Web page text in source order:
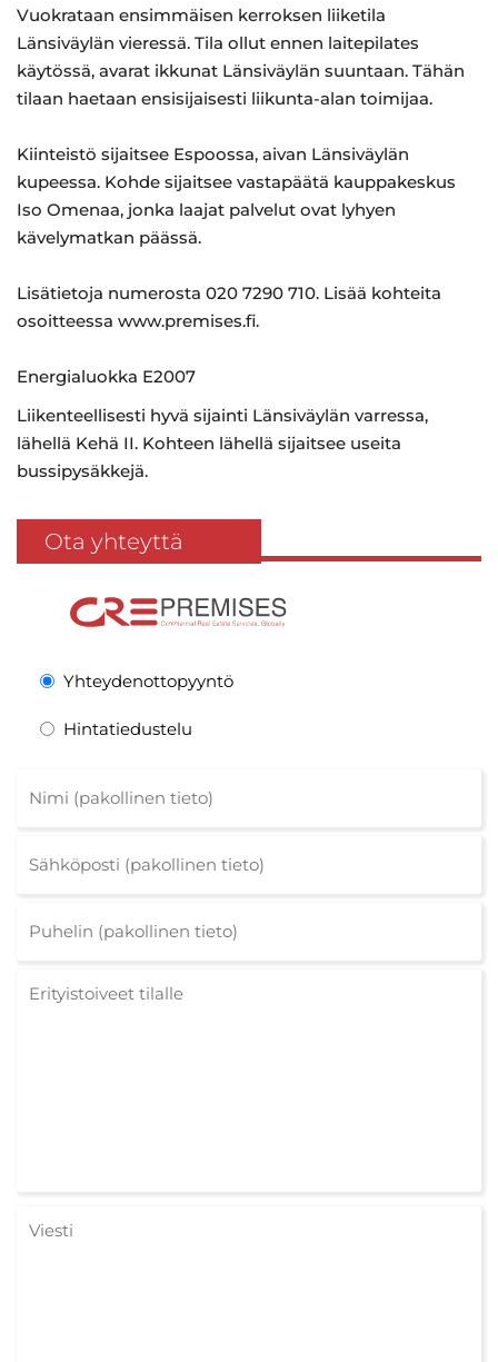
Vuokrataan ensimmäisen kerroksen liiketila
Länsiväylän vieressä. Tila ollut ennen laitepilates
käytössä, avarat ikkunat Länsiväylän suuntaan. Tähän
tilaan haetaan ensisijaisesti liikunta-alan toimijaa.
Kiinteistö sijaitsee Espoossa, aivan Länsiväylän
kupeessa. Kohde sijaitsee vastapäätä kauppakeskus
Iso Omenaa, jonka laajat palvelut ovat lyhyen
kävelymatkan päässä.
Lisätietoja numerosta 020 7290 710. Lisää kohteita
osoitteessa www.premises.fi.
Energialuokka E2007
Liikenteellisesti hyvä sijainti Länsiväylän varressa,
lähellä Kehä II. Kohteen lähellä sijaitsee useita
bussipysäkkejä.
Ota yhteyttä
Yhteydenottopyyntö
Hintatiedustelu